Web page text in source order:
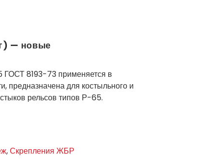
— новые
8193-73 применяется в
предназначена для костыльного и
рельсов типов Р-65.
,Скрепления ЖБР